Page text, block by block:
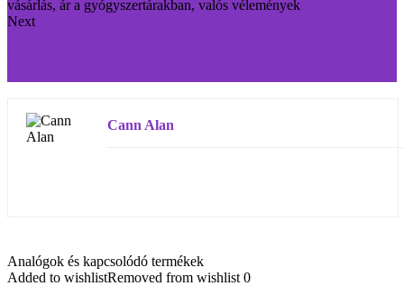
Next
Cann Alan
Analógok és kapcsolódó termékek
Added to wishlistRemoved from wishlist 0